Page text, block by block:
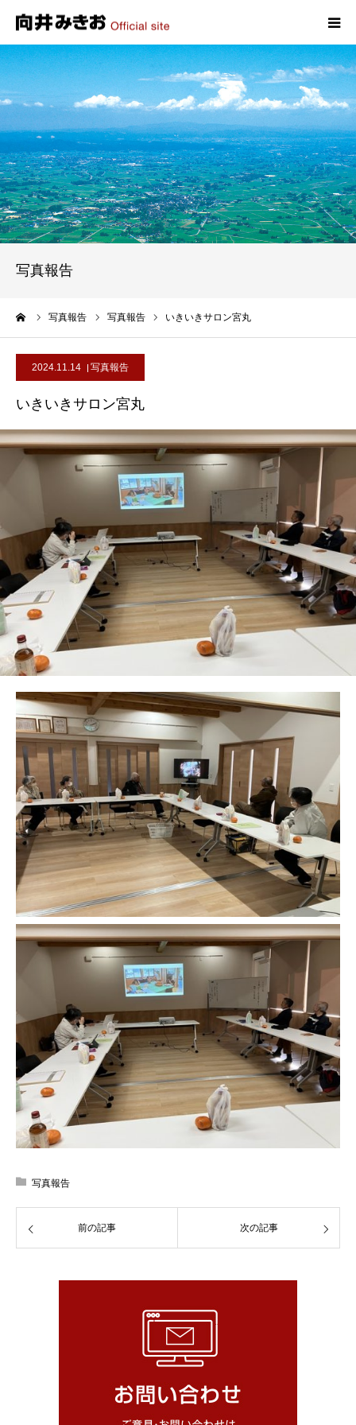
写真報告
写真報告 写真報告 いきいきサロン宮丸
2024.11.14 写真報告
いきいきサロン宮丸
写真報告
前の記事 次の記事
HOME
プロフィール
政策
活動報告